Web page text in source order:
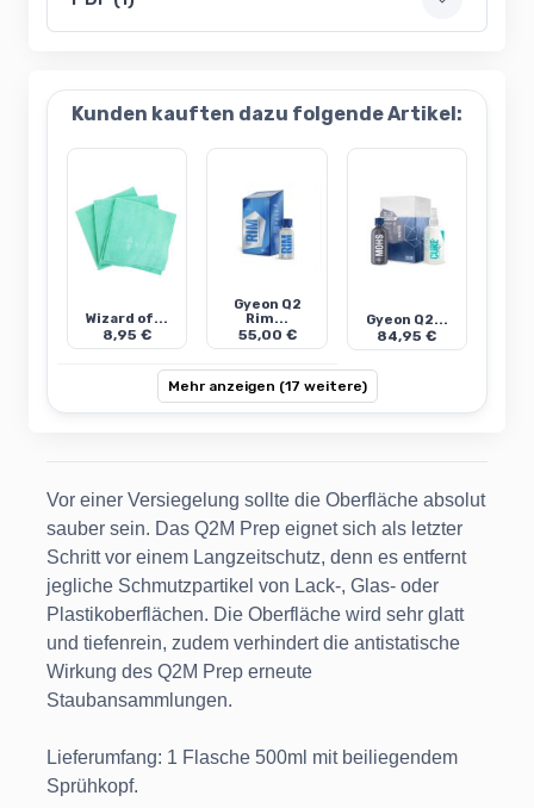
Kunden kauften dazu folgende Artikel:
Wizard of...
8,95 €
Gyeon Q2
Rim...
55,00 €
Gyeon Q2...
84,95 €
Mehr anzeigen (17 weitere)
Vor einer Versiegelung sollte die Oberfläche absolut
sauber sein. Das Q2M Prep eignet sich als letzter
Schritt vor einem Langzeitschutz, denn es entfernt
jegliche Schmutzpartikel von Lack-, Glas- oder
Plastikoberflächen. Die Oberfläche wird sehr glatt
und tiefenrein, zudem verhindert die antistatische
Wirkung des Q2M Prep erneute
Staubansammlungen.
Lieferumfang: 1 Flasche 500ml mit beiliegendem
Sprühkopf.